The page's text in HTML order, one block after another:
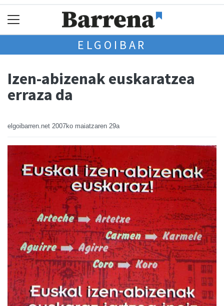
ELGOIBAR
Izen-abizenak euskaratzea
erraza da
elgoibarren.net 2007ko maiatzaren 29a